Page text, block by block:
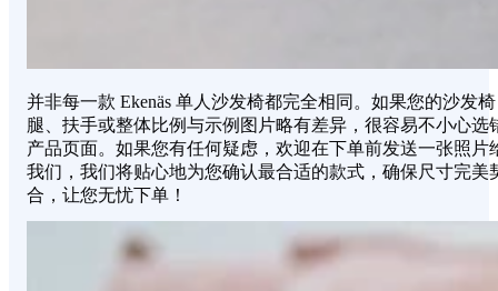
并非每一款 Ekenäs 单人沙发椅都完全相同。如果您的沙发椅
腿、扶手或整体比例与示例图片略有差异，很容易不小心选
产品页面。如果您有任何疑虑，欢迎在下单前发送一张照片
我们，我们将贴心地为您确认最合适的款式，确保尺寸完美
合，让您无忧下单！